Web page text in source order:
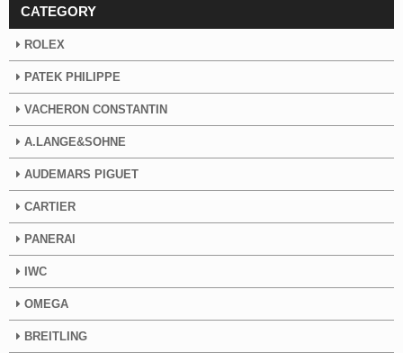
CATEGORY
ROLEX
PATEK PHILIPPE
VACHERON CONSTANTIN
A.LANGE&SOHNE
AUDEMARS PIGUET
CARTIER
PANERAI
IWC
OMEGA
BREITLING